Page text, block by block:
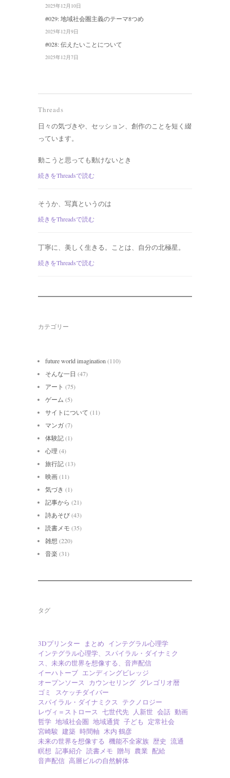
2025年12月10日
#029: 地域社会圏主義のテーマ8つめ
2025年12月9日
#028: 伝えたいことについて
2025年12月7日
Threads
日々の気づきや、セッション、創作のことを短く綴
っています。
動こうと思っても動けないとき
続きをThreadsで読む
そうか、写真というのは
続きをThreadsで読む
丁寧に、美しく生きる。ことは、自分の北極星。
続きをThreadsで読む
カテゴリー
future world imagination(110)
そんな一日 (47)
アート (75)
ゲーム (5)
サイトについて (11)
マンガ(7)
体験記(1)
心理 (4)
旅行記(13)
映画(11)
気づき (1)
記事から (21)
詩あそび(43)
読書メモ (35)
雑想 (220)
音楽 (31)
タグ
3Dプリンター まとめ インテグラル心理学
インテグラル心理学、スパイラル・ダイナミク
ス、未来の世界を想像する、音声配信
イーハトーブ エンディングビレッジ
オープンソース
カウンセリング グレゴリオ暦
ゴミ
スケッチダイバー
スパイラル・ダイナミクス
テクノロジー
レヴィ＝ストロース 七世代先 人新世 会話 動画
哲学 地域社会圏 地域通貨 子ども
定常社会
宮崎駿 建築 時間軸 木内 鶴彦
未来の世界を想像する 機能不全家族 歴史 流通
瞑想 記事紹介 読書メモ 贈与 農業 配給
音声配信 高層ビルの自然解体